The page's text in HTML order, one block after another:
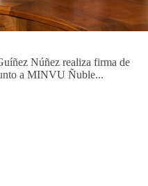
Núñez realiza firma de
a MINVU Ñuble...